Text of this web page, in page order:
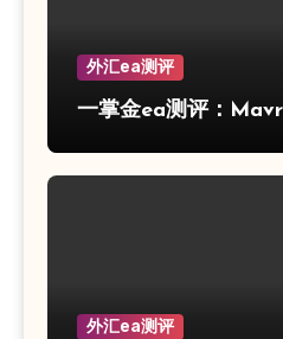
外汇ea测评
一掌金ea测评：
外汇ea测评